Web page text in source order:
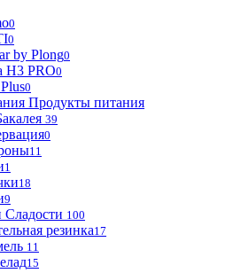
0
0
by Plong0
H3 PRO0
0
Продукты питания
39
0
11
1
18
9
Сладости 100
резинка17
11
15